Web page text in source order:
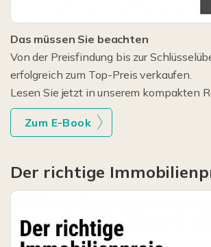
Das müssen Sie beachten
Von der Preisfindung bis zur
erfolgreich zum Top-Preis verkaufen.
Lesen Sie jetzt in unserem kompakten
Zum E-Book
Der richtige